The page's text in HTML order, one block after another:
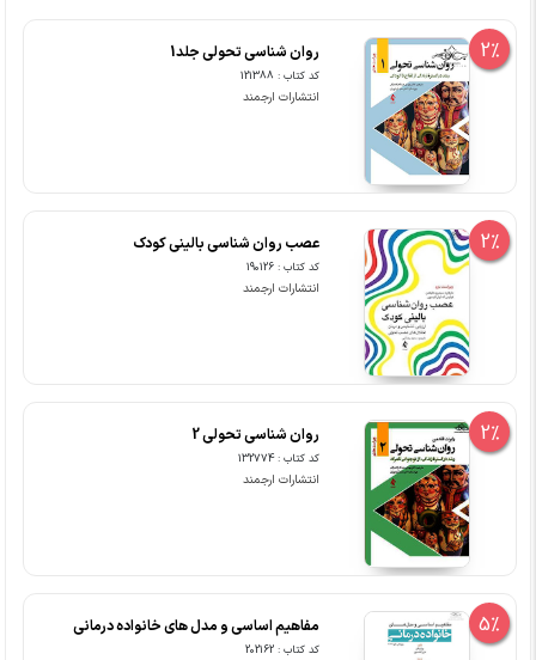
2% روان شناسی تحولی جلد1
کد کتاب : 121388
انتشارات ارجمند
2% عصب روان شناسی بالینی کودک
کد کتاب : 190126
انتشارات ارجمند
2% روان شناسی تحولی 2
کد کتاب : 132774
انتشارات ارجمند
5% مفاهیم اساسی و مدل های خانواده درمانی
کد کتاب : 202162